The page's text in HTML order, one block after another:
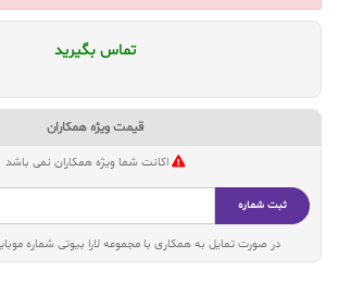
تماس بگیرید
قیمت ویژه همکاران
اکانت شما ویژه همکاران نمی باشد
ثبت شماره
در صورت تمایل به همکاری با مجموعه لارا بیوتی شماره